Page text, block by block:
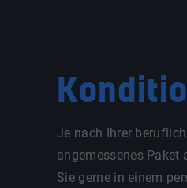
Je nach Ihrer
angemessenes
Sie gerne in einem